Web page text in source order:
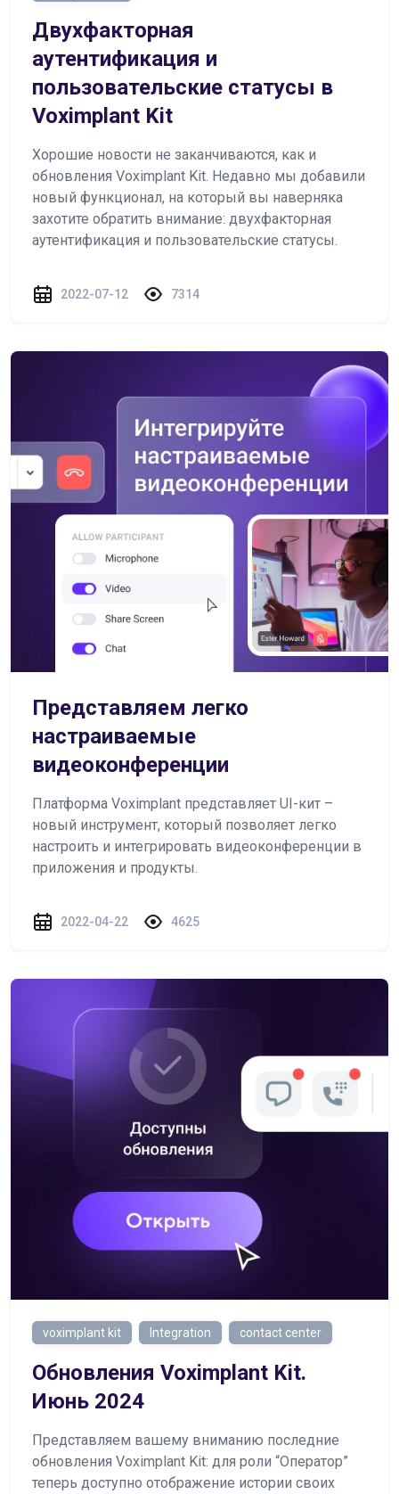
Двухфакторная
аутентификация и
пользовательские статусы в
Voximplant Kit
Хорошие новости не заканчиваются, как и
обновления Voximplant Kit. Недавно мы добавили
новый функционал, на который вы наверняка
захотите обратить внимание: двухфакторная
аутентификация и пользовательские статусы.
2022-07-12 7314
Представляем легко
настраиваемые
видеоконференции
Платформа Voximplant представляет UI-кит –
новый инструмент, который позволяет легко
настроить и интегрировать видеоконференции в
приложения и продукты.
2022-04-22 4625
voximplant kit Integration contact center
Обновления Voximplant Kit.
Июнь 2024
Представляем вашему вниманию последние
обновления Voximplant Kit: для роли “Оператор”
теперь доступно отображение истории своих